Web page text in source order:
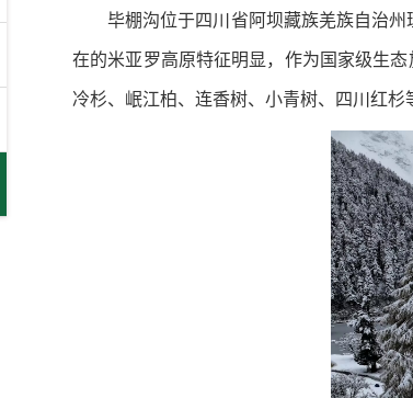
毕棚沟位于四川省阿坝藏族羌族自治
在的米亚罗高原特征明显 ， 作为国家级生
冷杉、岷江柏、连香树、小青树、四川红